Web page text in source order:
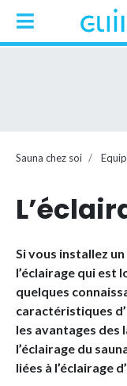
Sauna chez soi
Si vous installez
l’éclairage qui est
quelques
caractéristiques
les avantages des
l’éclairage du
liées à l’éclairage